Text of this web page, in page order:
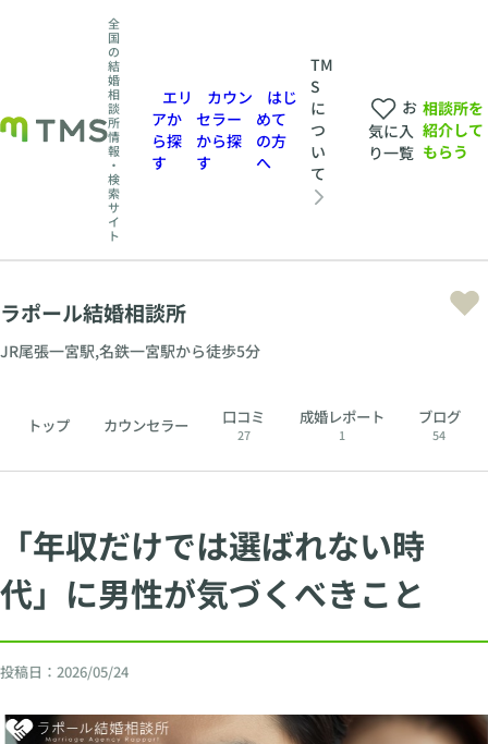
全
国
の
結
婚
相
談
所
情
報
・
検
索
サ
イ
ト
エリ
アか
ら探
す
カウン
セラー
から探
す
はじ
めて
の方
へ
TM
S
に
つ
い
て
お
気に入
り一覧
相談所を
紹介して
もらう
ラポール結婚相談所
JR尾張一宮駅,名鉄一宮駅から徒歩5分
トップ カウンセラー 口コミ
27
成婚レポート
1
ブログ
54
「年収だけでは選ばれない時
代」に男性が気づくべきこと
投稿日： 2026/05/24